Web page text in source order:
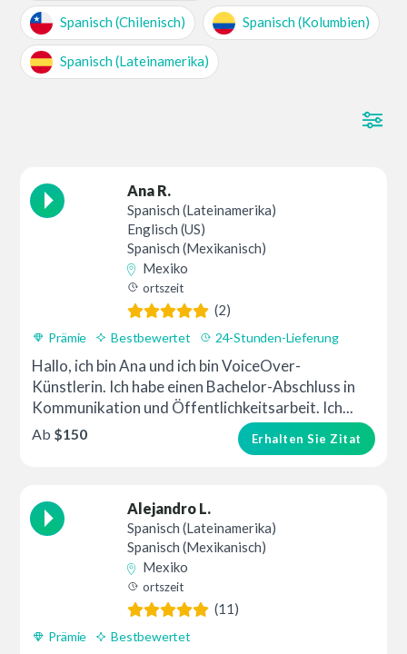
Spanisch (Chilenisch) Spanisch (Kolumbien)
Spanisch (Lateinamerika)
Ana R.
Spanisch (Lateinamerika)
Englisch (US)
Spanisch (Mexikanisch)
Mexiko
ortszeit
(2)
Prämie Bestbewertet 24-Stunden-Lieferung
Hallo, ich bin Ana und ich bin VoiceOver-
Künstlerin. Ich habe einen Bachelor-Abschluss in
Kommunikation und Öffentlichkeitsarbeit. Ich...
Erhalten Sie Zitat
Ab $150
Alejandro L.
Spanisch (Lateinamerika)
Spanisch (Mexikanisch)
Mexiko
ortszeit
(11)
Prämie Bestbewertet